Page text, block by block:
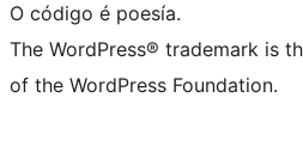
O código é poesía.
The WordPress® trademark is
of the WordPress Foundation.